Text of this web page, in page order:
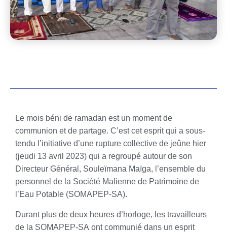
Le mois béni de ramadan est un moment de
communion et de partage. C’est cet esprit qui a sous-
tendu l’initiative d’une rupture collective de jeûne hier
(jeudi 13 avril 2023) qui a regroupé autour de son
Directeur Général, Souleïmana Maïga, l’ensemble du
personnel de la Société Malienne de Patrimoine de
l’Eau Potable (SOMAPEP-SA).
Durant plus de deux heures d’horloge, les travailleurs
de la SOMAPEP-SA ont communié dans un esprit